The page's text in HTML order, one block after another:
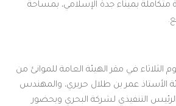
بميناء جدة الإسلامي، بمساحة
الثلاثاء في مقر الهيئة العامة للموانئ من
الأستاذ عمر بن طلال حريري، والمهندس
الرئيس التنفيذي لشركة البحري وبحضور